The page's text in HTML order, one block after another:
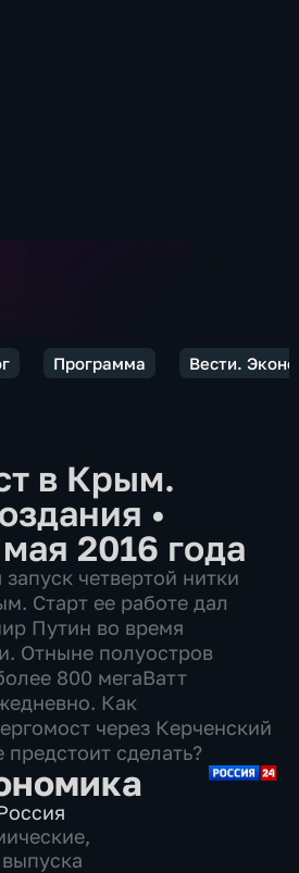
Программа Вести.
в Крым.
•
2016 года
четвертой нитки
Старт ее работе дал
Путин во время
Отныне полуостров
800 мегаВатт
Как
через Керченский
сделать?
,